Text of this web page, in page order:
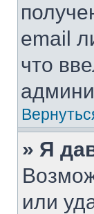
email
что
» Я
или